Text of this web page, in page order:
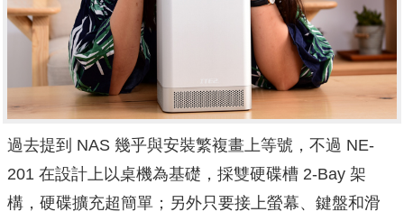
過去提到 NAS 幾乎與安裝繁複畫上等號，不過 NE-
201 在設計上以桌機為基礎，採雙硬碟槽 2-Bay 架
構，硬碟擴充超簡單；另外只要接上螢幕、鍵盤和滑